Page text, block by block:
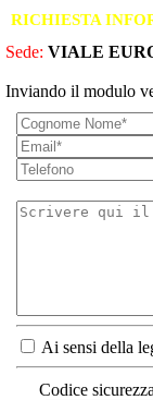
RICHIESTA
Sede: VIALE
Inviando il modulo
Ai sensi della
Codice sicurezza